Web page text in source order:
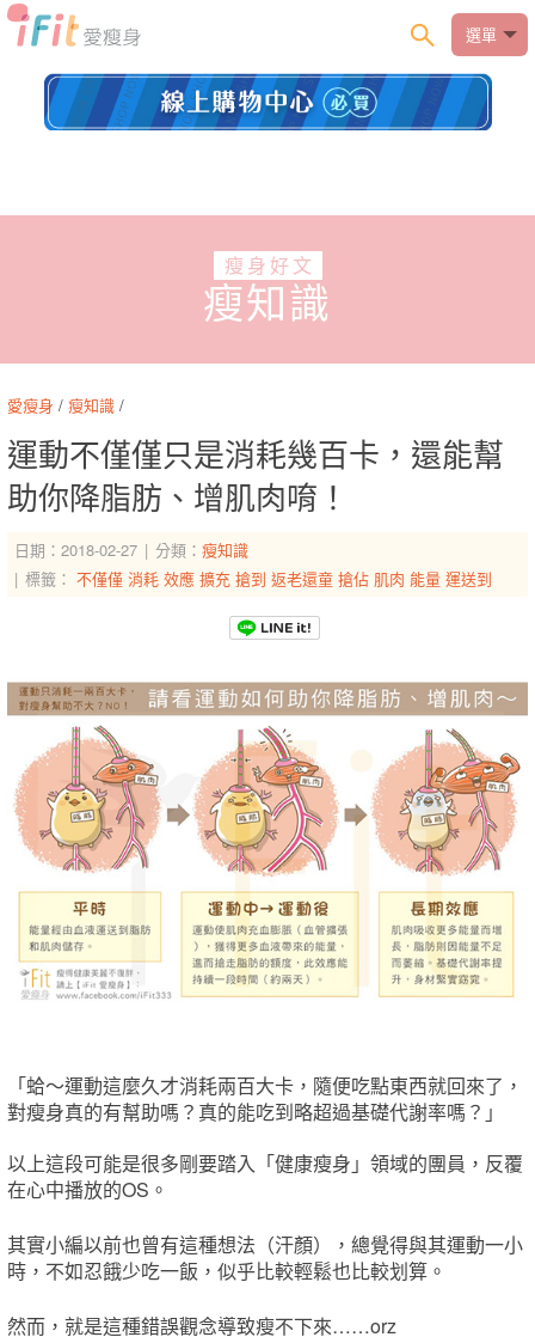
選單
瘦身好文
瘦知識
愛瘦身 / 瘦知識 /
運動不僅僅只是消耗幾百卡，還能幫
助你降脂肪、增肌肉唷！
日期：2018-02-27 分類： 瘦知識
標籤： 不僅僅 消耗 效應 擴充 搶到 返老還童 搶佔 肌肉 能量 運送到
「蛤～運動這麼久才消耗兩百大卡，隨便吃點東西就回來了，
對瘦身真的有幫助嗎？真的能吃到略超過基礎代謝率嗎？」
以上這段可能是很多剛要踏入「健康瘦身」領域的團員，反覆
在心中播放的OS。
其實小編以前也曾有這種想法（汗顏），總覺得與其運動一小
時，不如忍餓少吃一飯，似乎比較輕鬆也比較划算。
然而，就是這種錯誤觀念導致瘦不下來……orz